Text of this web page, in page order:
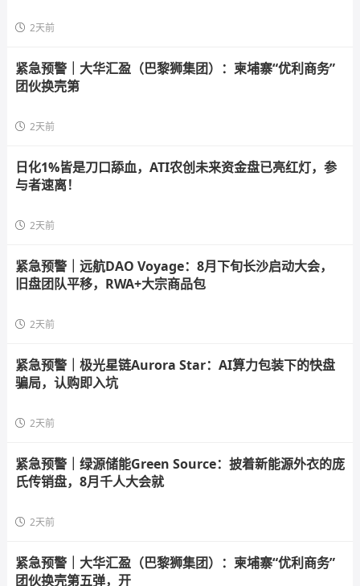
2天前
紧急预警｜大华汇盈（巴黎狮集团）：柬埔寨“优利商务”
团伙换壳第
2天前
日化1%皆是刀口舔血，ATI农创未来资金盘已亮红灯，参
与者速离！
2天前
紧急预警｜远航DAO Voyage：8月下旬长沙启动大会，
旧盘团队平移，RWA+大宗商品包
2天前
紧急预警｜极光星链Aurora Star：AI算力包装下的快盘
骗局，认购即入坑
2天前
紧急预警｜绿源储能Green Source：披着新能源外衣的庞
氏传销盘，8月千人大会就
2天前
紧急预警｜大华汇盈（巴黎狮集团）：柬埔寨“优利商务”
团伙换壳第五弹，开